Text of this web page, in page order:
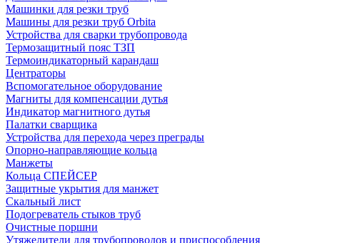
Машинки для резки труб
Машины для резки труб Orbita
Устройства для сварки трубопровода
Термозащитный пояс ТЗП
Термоиндикаторный карандаш
Центраторы
Вспомогательное оборудование
Магниты для компенсации дутья
Индикатор магнитного дутья
Палатки сварщика
Устройства для перехода через преграды
Опорно-направляющие кольца
Манжеты
Кольца СПЕЙСЕР
Защитные укрытия для манжет
Скальный лист
Подогреватель стыков труб
Очистные поршни
Утяжелители для трубопроводов и приспособления